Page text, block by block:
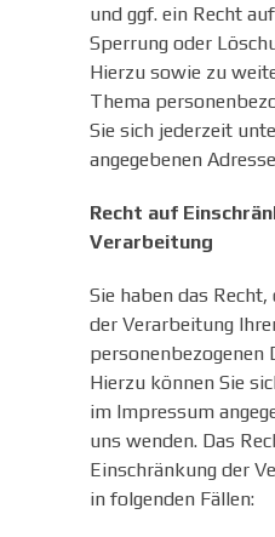
und ggf. ein Recht
Sperrung oder
Hierzu sowie zu
Thema
Sie sich jederzeit
angegebenen
Recht auf
Verarbeitung
Sie haben das
der Verarbeitung
personenbezogenen
Hierzu können Sie
im Impressum
uns wenden. Das
Einschränkung der
in folgenden Fällen: